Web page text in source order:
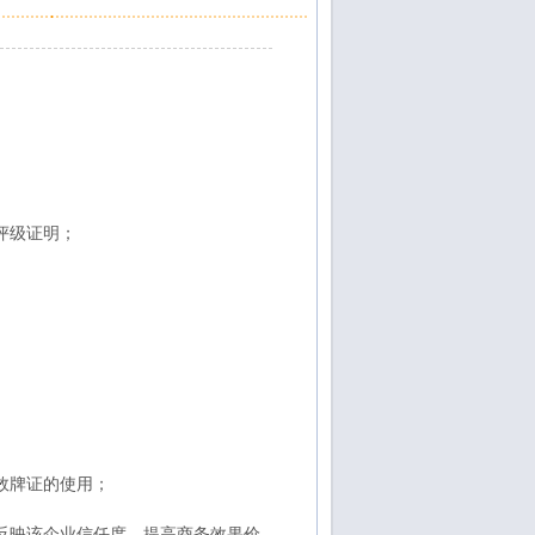
证明；
证的使用；